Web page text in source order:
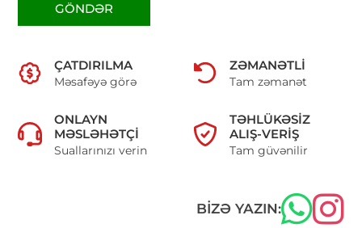
GÖNDƏR
ÇATDIRILMA
Məsafəyə görə
ZƏMANƏTLI
Tam zəmanət
ONLAYN
MƏSLƏHƏTÇI
Suallarınızı verin
TƏHLÜKƏSIZ
ALIŞ-VERIŞ
Tam güvənilir
BIZƏ YAZIN: